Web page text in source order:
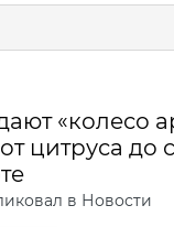
«колесо
цитруса до
в Новости